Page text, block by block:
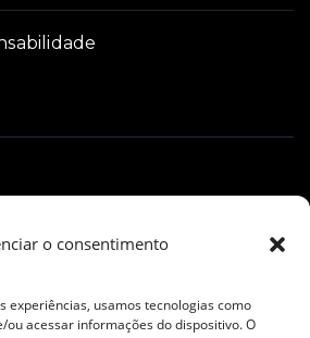
o consentimento
experiências, usamos tecnologias como
acessar informações do dispositivo. O
Instagram
TikTokYoutube
E-